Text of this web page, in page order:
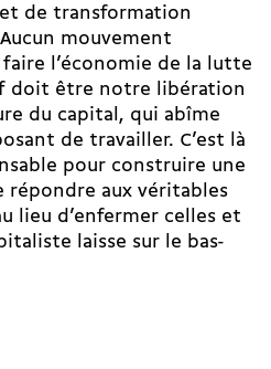
de transformation
Aucun mouve­ment
l’économie de la lutte
doit être notre libération
du capital, qui abîme
de travailler. C’est là
pour construire une
aux véritables
lieu d’enfermer celles et
laisse sur le bas-